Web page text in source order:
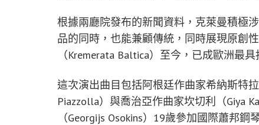
根據兩廳院發布的新聞資料，克萊曼積極
品的同時，也能兼顧傳統，同時展現原創
（Kremerata Baltica）至今，已成歐洲最
這次演出曲目包括阿根廷作曲家希納斯特
Piazzolla）與喬治亞作曲家坎切利（Giya
（Georgijs Osokins）19歲參加國際蕭邦